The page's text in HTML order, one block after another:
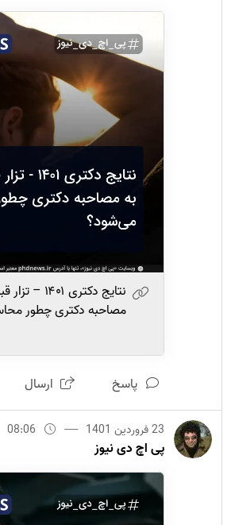
نتایج دکتری
مصاحبه دکتری چطور
پاسخ ارسال
23 فروردین 1401 08:06
پی اچ دی نیوز